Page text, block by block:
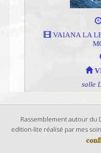
Rassemblement autour du
edition-lite réalisé par mes